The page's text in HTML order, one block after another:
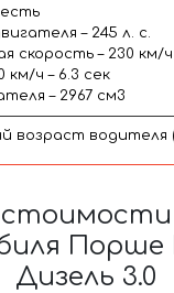
есть
– 245 л. с.
скорость – 230 км/ч
км/ч – 6.3 сек
– 2967 см3
возраст водителя
Порше
Дизель 3.0